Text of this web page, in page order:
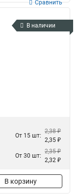
Сравнить
В наличии
От 15 шт:
2,38 ₽
2,35 ₽
От 30 шт:
2,35 ₽
2,32 ₽
В корзину